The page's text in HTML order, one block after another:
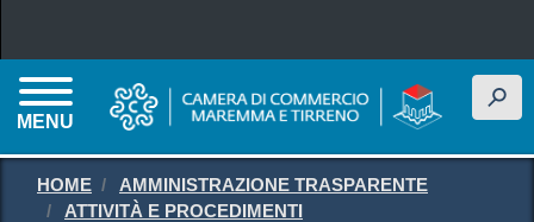
MENU
h
HOME
AMMINISTRAZIONE TRASPARENTE
ATTIVITÀ E PROCEDIMENTI